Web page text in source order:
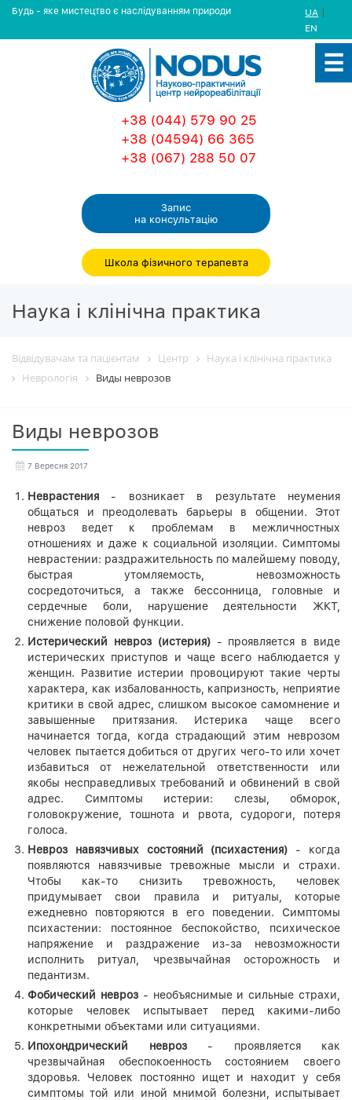
Будь - яке мистецтво є наслідуванням природи UA |
EN
+38 (044) 579 90 25
+38 (04594) 66 365
+38 (067) 288 50 07
Запис
на консультацiю
Школа фізичного терапевта
Наука і клінічна практика
Відвідувачам та пацієнтам Центр
Наука і клінічна практика
Неврологія
Виды неврозов
Виды неврозов
7 Вересня 2017
Неврастения - возникает в результате неумения
общаться и преодолевать барьеры в общении. Этот
невроз ведет к проблемам в межличностных
отношениях и даже к социальной изоляции. Симптомы
неврастении: раздражительность по малейшему поводу,
быстрая утомляемость, невозможность
сосредоточиться, а также бессонница, головные и
сердечные боли, нарушение деятельности ЖКТ,
снижение половой функции.
Истерический невроз (истерия)- проявляется в виде
истерических приступов и чаще всего наблюдается у
женщин. Развитие истерии провоцируют такие черты
характера, как избалованность, капризность, неприятие
критики в свой адрес, слишком высокое самомнение и
завышенные притязания. Истерика чаще всего
начинается тогда, когда страдающий этим неврозом
человек пытается добиться от других чего-то или хочет
избавиться от нежелательной ответственности или
якобы несправедливых требований и обвинений в свой
адрес. Симптомы истерии: слезы, обморок,
головокружение, тошнота и рвота, судороги, потеря
голоса.
Невроз навязчивых состояний (психастения) - когда
появляются навязчивые тревожные мысли и страхи.
Чтобы как-то снизить тревожность, человек
придумывает свои правила и ритуалы, которые
ежедневно повторяются в его поведении. Симптомы
психастении: постоянное беспокойство, психическое
напряжение и раздражение из-за невозможности
исполнить ритуал, чрезвычайная осторожность и
педантизм.
Фобический невроз - необъяснимые и сильные страхи,
которые человек испытывает перед какими-либо
конкретными объектами или ситуациями.
Ипохондрический невроз - проявляется как
чрезвычайная обеспокоенность состоянием своего
здоровья. Человек постоянно ищет и находит у себя
симптомы той или иной мнимой болезни, испытывает